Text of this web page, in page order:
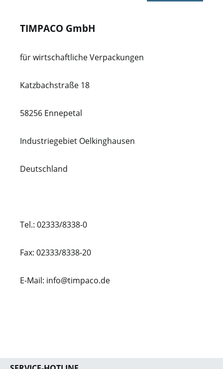
TIMPACO GmbH
für wirtschaftliche Verpackungen
Katzbachstraße 18
58256 Ennepetal
Industriegebiet Oelkinghausen
Deutschland
Tel.: 02333/8338-0
Fax: 02333/8338-20
E-Mail: info@timpaco.de